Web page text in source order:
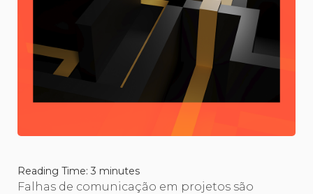
Reading Time: 3 minutes
Falhas de comunicação em projetos são